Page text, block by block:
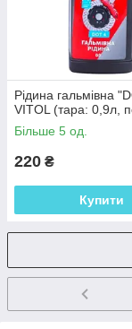
Рідина гальмівна
VITOL (тара: 0,9л,
Більше 5 од.
220 ₴
Купити